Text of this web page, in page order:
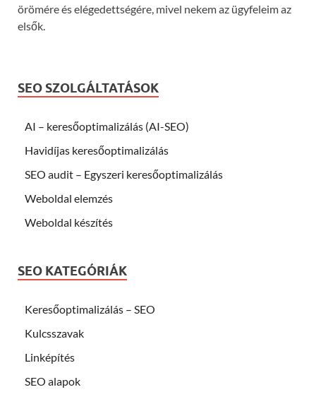
örömére és elégedettségére, mivel nekem az ügyfeleim az
elsők.
SEO SZOLGÁLTATÁSOK
AI – keresőoptimalizálás (AI-SEO)
Havidíjas keresőoptimalizálás
SEO audit – Egyszeri keresőoptimalizálás
Weboldal elemzés
Weboldal készítés
SEO KATEGÓRIÁK
Keresőoptimalizálás – SEO
Kulcsszavak
Linképítés
SEO alapok